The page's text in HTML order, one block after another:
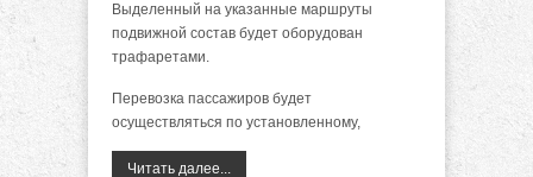
Выделенный на указанные маршруты
подвижной состав будет оборудован
трафаретами.
Перевозка пассажиров будет
осуществляться по установленному,
Читать далее...